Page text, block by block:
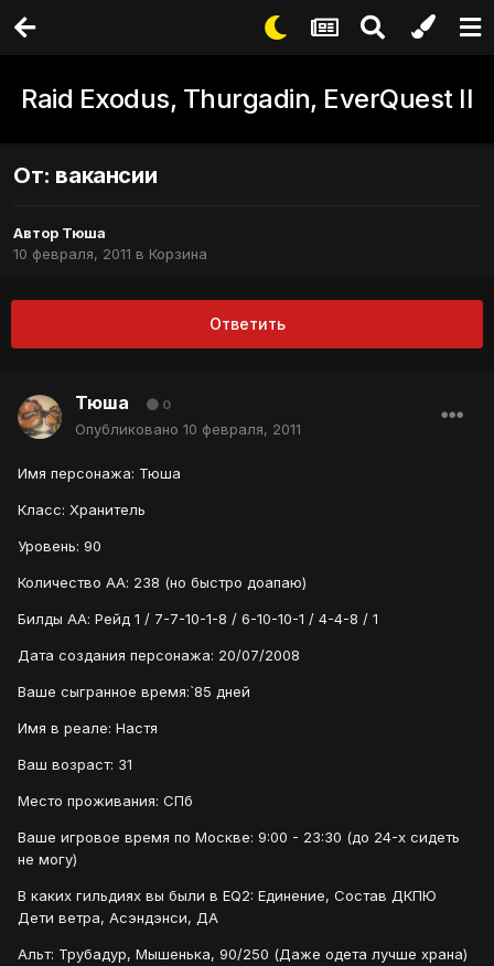
Raid Exodus, Thurgadin, EverQuest II
От: вакансии
Автор Тюша
10 февраля, 2011 в Корзина
Ответить
Тюша 0
Опубликовано 10 февраля, 2011
Имя персонажа: Тюша
Класс: Хранитель
Уровень: 90
Количество АА: 238 (но быстро доапаю)
Билды АА: Рейд 1 / 7-7-10-1-8 / 6-10-10-1 / 4-4-8 / 1
Дата создания персонажа: 20/07/2008
Ваше сыгранное время:`85 дней
Имя в реале: Настя
Ваш возраст: 31
Место проживания: СПб
Ваше игровое время по Москве: 9:00 - 23:30 (до 24-х сидеть
не могу)
В каких гильдиях вы были в EQ2: Единение, Состав ДКПЮ
Дети ветра, Асэндэнси, ДА
Альт: Трубадур, Мышенька, 90/250 (Даже одета лучше храна)